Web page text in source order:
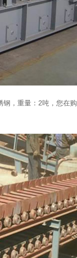
，重量：2吨，您在